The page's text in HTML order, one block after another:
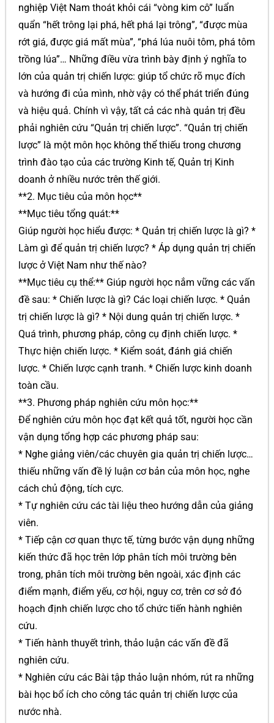
nghiệp Việt Nam thoát khỏi cái “vòng kim cô” luẩn
quẩn “hết trông lại phá, hết phá lại trông”, “được mùa
rớt giá, được giá mất mùa”, “phá lúa nuôi tôm, phá tôm
trồng lúa”… Những điều vừa trình bày định ý nghĩa to
lớn của quản trị chiến lược: giúp tổ chức rõ mục đích
và hướng đi của mình, nhờ vậy có thể phát triển đúng
và hiệu quả. Chính vì vậy, tất cả các nhà quản trị đều
phải nghiên cứu “Quản trị chiến lược”. “Quản trị chiến
lược” là một môn học không thể thiếu trong chương
trình đào tạo của các trường Kinh tế, Quản trị Kinh
doanh ở nhiều nước trên thế giới.
**2. Mục tiêu của môn học**
**Mục tiêu tổng quát:**
Giúp người học hiểu được: * Quản trị chiến lược là gì? *
Làm gì để quản trị chiến lược? * Áp dụng quản trị chiến
lược ở Việt Nam như thế nào?
**Mục tiêu cụ thể:** Giúp người học nắm vững các vấn
đề sau: * Chiến lược là gì? Các loại chiến lược. * Quản
trị chiến lược là gì? * Nội dung quản trị chiến lược. *
Quá trình, phương pháp, công cụ định chiến lược. *
Thực hiện chiến lược. * Kiểm soát, đánh giá chiến
lược. * Chiến lược cạnh tranh. * Chiến lược kinh doanh
toàn cầu.
**3. Phương pháp nghiên cứu môn học:**
Để nghiên cứu môn học đạt kết quả tốt, người học cần
vận dụng tổng hợp các phương pháp sau:
* Nghe giảng viên/các chuyên gia quản trị chiến lược…
thiếu những vấn đề lý luận cơ bản của môn học, nghe
cách chủ động, tích cực.
* Tự nghiên cứu các tài liệu theo hướng dẫn của giảng
viên.
* Tiếp cận cơ quan thực tế, từng bước vận dụng những
kiến thức đã học trên lớp phân tích môi trường bên
trong, phân tích môi trường bên ngoài, xác định các
điểm mạnh, điểm yếu, cơ hội, nguy cơ, trên cơ sở đó
hoạch định chiến lược cho tổ chức tiến hành nghiên
cứu.
* Tiến hành thuyết trình, thảo luận các vấn đề đã
nghiên cứu.
* Nghiên cứu các Bài tập thảo luận nhóm, rút ra những
bài học bổ ích cho công tác quản trị chiến lược của
nước nhà.